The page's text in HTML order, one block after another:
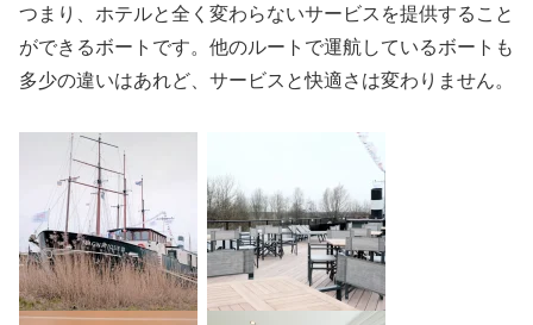
つまり、ホテルと全く変わらないサービスを提供すること
ができるボートです。他のルートで運航しているボートも
多少の違いはあれど、サービスと快適さは変わりません。